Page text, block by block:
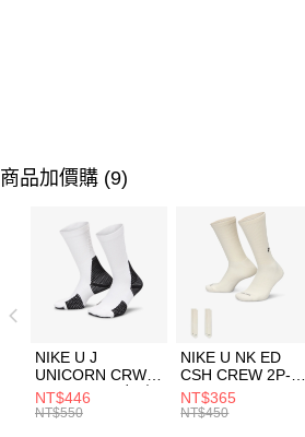
商品加價購 (9)
NIKE U J
UNICORN CRW
1PR -160 男女 中
統襪 FZ3393100
NT$446
NT$550
NIKE U NK ED
CSH CREW 2P-
144 EMBRDY 男
女 短統襪
NT$365
NT$450